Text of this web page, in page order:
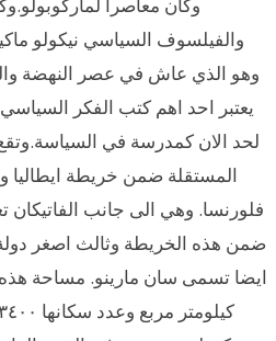
وكان معاصرا
والفيلسوف السياسي نيكولو
وهو الذي عاش في عصر النهضة
يعتبر احد اهم كتب الفكر
لحد الان كمدرسة في
المستقلة ضمن خريطة
فلورنسا. وهي الى جانب الفاتيكان
ضمن هذه الخريطة وثالث اصغر